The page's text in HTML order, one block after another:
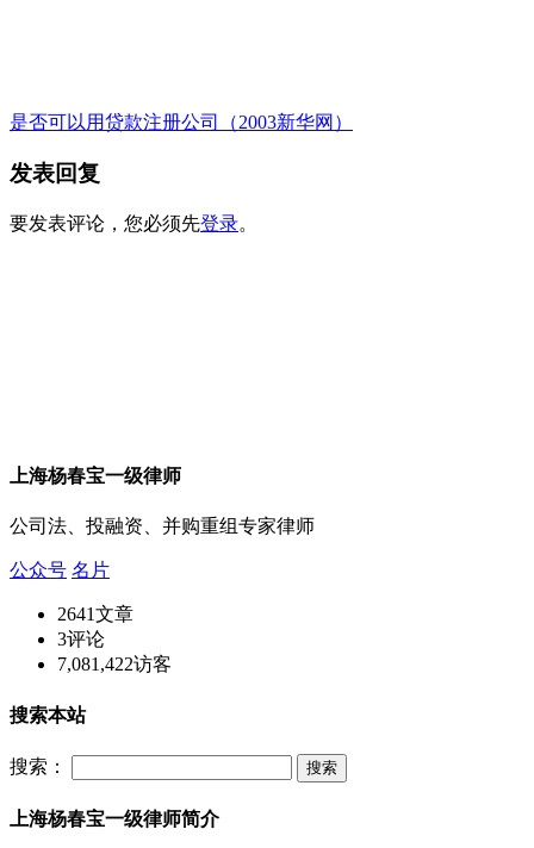
是否可以用贷款注册公司（2003新华网）
发表回复
要发表评论，您必须先登录。
上海杨春宝一级律师
公司法、投融资、并购重组专家律师
公众号 名片
2641文章
3评论
7,081,422访客
搜索本站
搜索：
上海杨春宝一级律师简介